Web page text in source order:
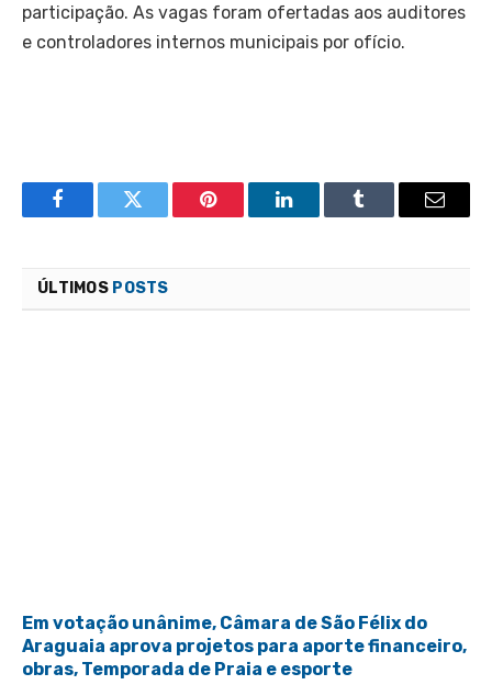
participação. As vagas foram ofertadas aos auditores
e controladores internos municipais por ofício.
FacebookTwitter Pinterest LinkedInTumblr Email
ÚLTIMOS POSTS
Em votação unânime, Câmara de São Félix do
Araguaia aprova projetos para aporte financeiro,
obras, Temporada de Praia e esporte